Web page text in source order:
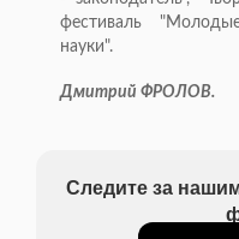
фестиваль
науки".
Дмитрий ФРОЛОВ.
Следите за